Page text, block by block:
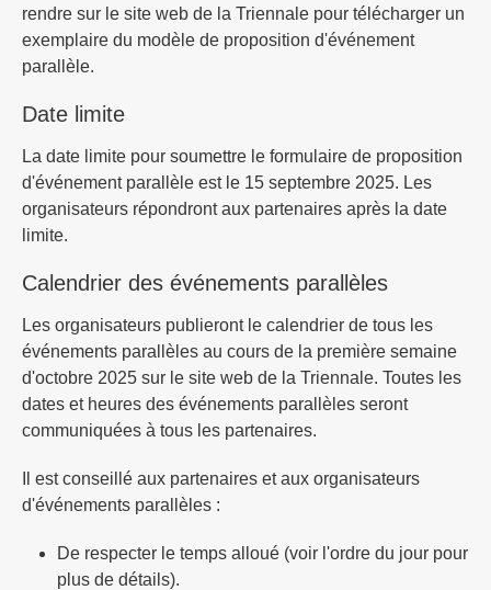
rendre sur le site web de la Triennale pour télécharger un
exemplaire du modèle de proposition d'événement
parallèle.
Date limite
La date limite pour soumettre le formulaire de proposition
d'événement parallèle est le 15 septembre 2025. Les
organisateurs répondront aux partenaires après la date
limite.
Calendrier des événements parallèles
Les organisateurs publieront le calendrier de tous les
événements parallèles au cours de la première semaine
d'octobre 2025 sur le site web de la Triennale. Toutes les
dates et heures des événements parallèles seront
communiquées à tous les partenaires.
Il est conseillé aux partenaires et aux organisateurs
d'événements parallèles :
De respecter le temps alloué (voir l'ordre du jour pour
plus de détails).